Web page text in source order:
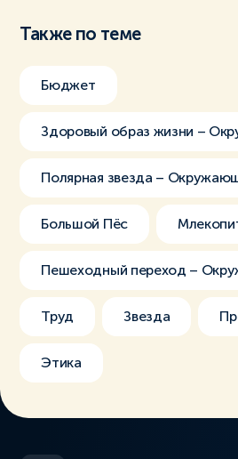
Также по теме
Бюджет
Здоровый образ жизни –
Полярная звезда –
Большой Пёс
Пешеходный переход –
Труд Звезда
Этика